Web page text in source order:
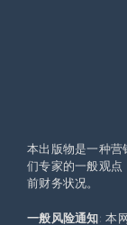
本出版物是一种
们专家的一般观点
前财务状况。
一般风险通知: 本